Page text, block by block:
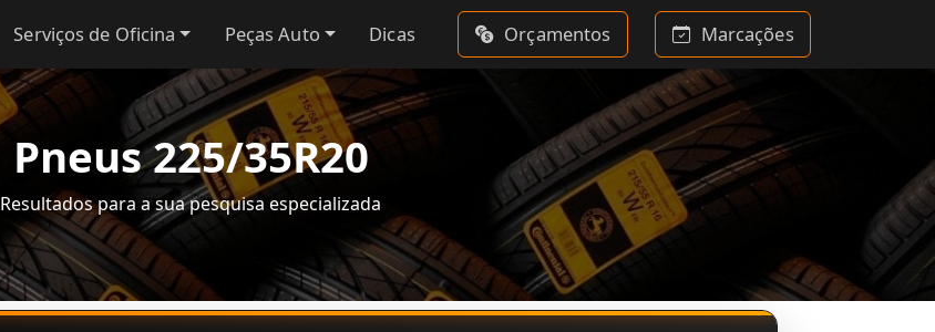
Serviços de Oficina Peças Auto Dicas Orçamentos Marcações
Pneus 225/35R20
Resultados para a sua pesquisa especializada